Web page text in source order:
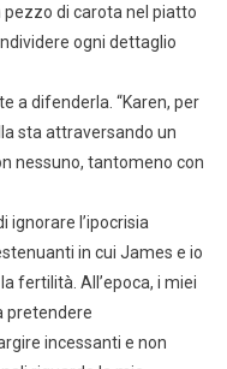
pezzo di carota nel piatto
ogni dettaglio
a difenderla. “Karen, per
sta attraversando un
nessuno, tantomeno con
ignorare l’ipocrisia
in cui James e io
fertilità. All’epoca, i miei
pretendere
incessanti e non